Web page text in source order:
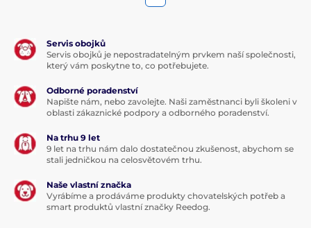
Servis obojků
Servis obojků je nepostradatelným prvkem naší společnosti,
který vám poskytne to, co potřebujete.
Odborné poradenství
Napište nám, nebo zavolejte. Naši zaměstnanci byli školeni v
oblasti zákaznické podpory a odborného poradenství.
Na trhu 9 let
9 let na trhu nám dalo dostatečnou zkušenost, abychom se
stali jedničkou na celosvětovém trhu.
Naše vlastní značka
Vyrábíme a prodáváme produkty chovatelských potřeb a
smart produktů vlastní značky Reedog.